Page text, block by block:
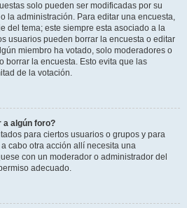
solo pueden ser modificadas por su
la administración. Para editar una encuesta,
del tema; este siempre esta asociado a la
usuarios pueden borrar la encuesta o editar
miembro ha votado, solo moderadores o
borrar la encuesta. Esto evita que las
de la votación.
a algún foro?
para ciertos usuarios o grupos y para
cabo otra acción allí necesita una
con un moderador o administrador del
adecuado.